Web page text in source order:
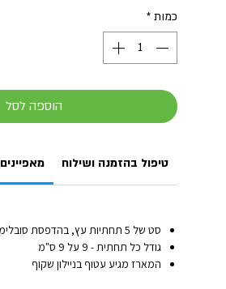
כמות *
הוספה לסל
מאפיינים טיפול בהזמנה ושילוח
סט של 5 תחתיות עץ, בהדפסת סובלימציה מבריקה ואיכותית
גודל כל תחתית - 9 על 9 ס"מ
המארז מגיע עטוף בניילון שקוף